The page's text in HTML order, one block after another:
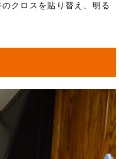
クロスを貼り替え、明る